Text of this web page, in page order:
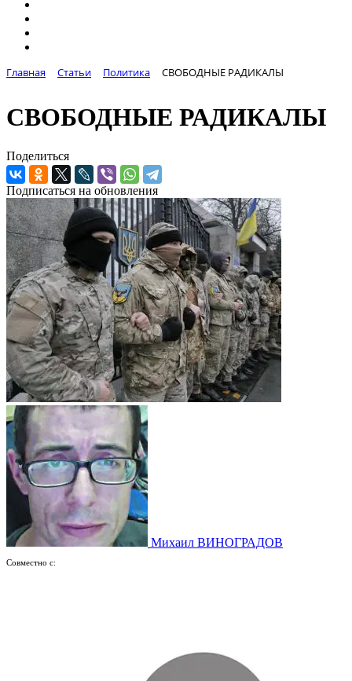
Главная Статьи Политика СВОБОДНЫЕ РАДИКАЛЫ
СВОБОДНЫЕ РАДИКАЛЫ
Поделиться
Подписаться на обновления
Михаил ВИНОГРАДОВ
Совместно с: